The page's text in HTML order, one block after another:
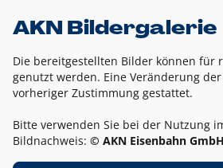
AKN Bildergalerie
Die bereitgestellten Bilder können für
genutzt werden. Eine Veränderung
vorheriger Zustimmung gestattet.
Bitte verwenden Sie bei der Nutzung
Bildnachweis: © AKN Eisenbahn GmbH